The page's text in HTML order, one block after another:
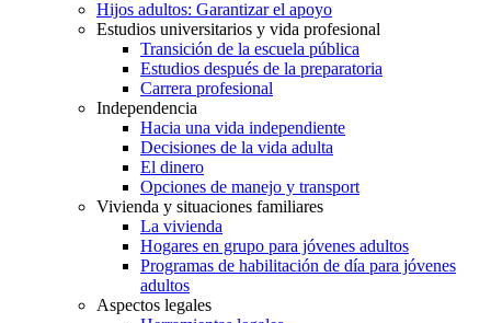
Hijos adultos: Garantizar el apoyo
Estudios universitarios y vida profesional
Transición de la escuela pública
Estudios después de la preparatoria
Carrera profesional
Independencia
Hacia una vida independiente
Decisiones de la vida adulta
El dinero
Opciones de manejo y transport
Vivienda y situaciones familiares
La vivienda
Hogares en grupo para jóvenes adultos
Programas de habilitación de día para jóvenes
adultos
Aspectos legales